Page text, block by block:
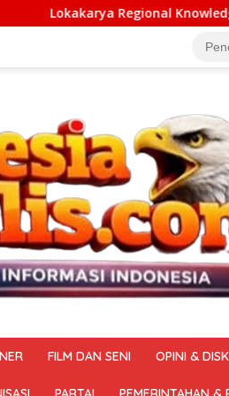
Knowledge Sharing of ASEAN
FILM DAN SENI OPINI &